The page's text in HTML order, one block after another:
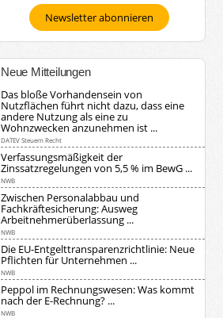
Newsletter abonnieren
Neue Mitteilungen
Das bloße Vorhandensein von
Nutzflächen führt nicht dazu, dass eine
andere Nutzung als eine zu
Wohnzwecken anzunehmen ist ...
DATEV Steuern Recht
Verfassungsmäßigkeit der
Zinssatzregelungen von 5,5 % im BewG ...
NWB
Zwischen Personalabbau und
Fachkräftesicherung: Ausweg
Arbeitnehmerüberlassung ...
NWB
Die EU-Entgelttransparenzrichtlinie: Neue
Pflichten für Unternehmen ...
NWB
Peppol im Rechnungswesen: Was kommt
nach der E-Rechnung? ...
NWB